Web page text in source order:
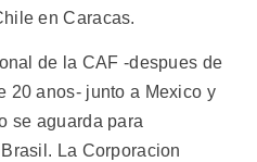
en Caracas.
de la CAF -despues de
20 anos- junto a Mexico y
se aguarda para
La Corporacion